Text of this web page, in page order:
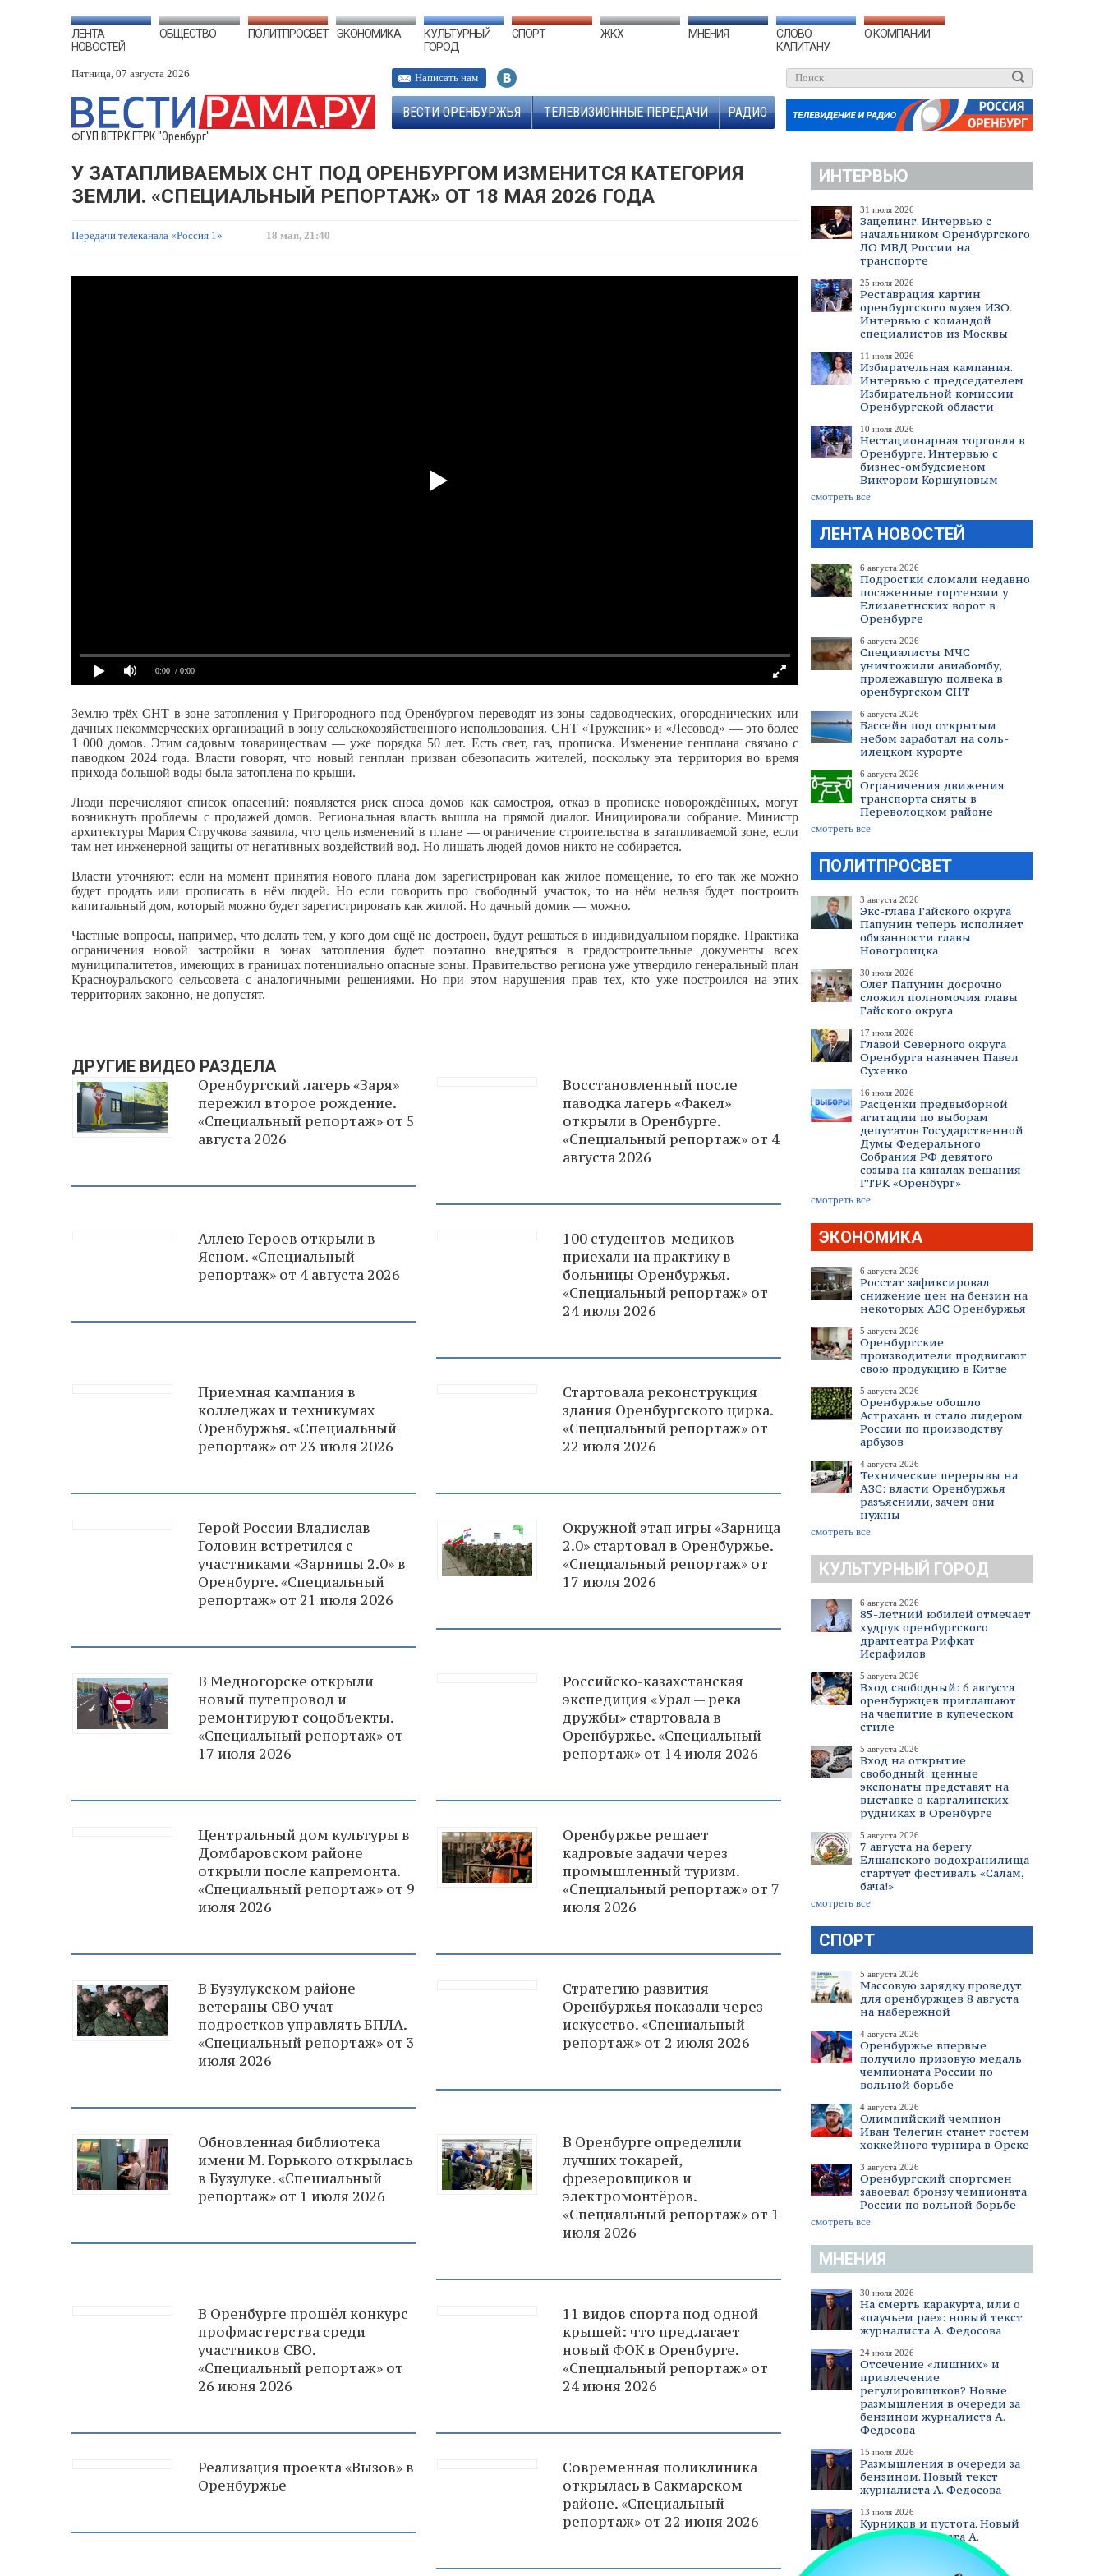
ЛЕНТА
НОВОСТЕЙ
ОБЩЕСТВО ПОЛИТПРОСВЕТ ЭКОНОМИКА
КУЛЬТУРНЫЙ
ГОРОД
СПОРТ ЖКХ МНЕНИЯ
СЛОВО
КАПИТАНУ
О КОМПАНИИ
Пятница, 07 августа 2026
ФГУП ВГТРК ГТРК "Оренбург"
Написать нам
ВЕСТИ ОРЕНБУРЖЬЯ ТЕЛЕВИЗИОННЫЕ ПЕРЕДАЧИ РАДИО
ИНТЕРВЬЮ
31 июля 2026
Зацепинг. Интервью с
начальником Оренбургского
ЛО МВД России на
транспорте
25 июля 2026
Реставрация картин
оренбургского музея ИЗО.
Интервью с командой
специалистов из Москвы
11 июля 2026
Избирательная кампания.
Интервью с председателем
Избирательной комиссии
Оренбургской области
10 июля 2026
Нестационарная торговля в
Оренбурге. Интервью с
бизнес-омбудсменом
Виктором Коршуновым
смотреть все
ЛЕНТА НОВОСТЕЙ
6 августа 2026
Подростки сломали недавно
посаженные гортензии у
Елизаветнских ворот в
Оренбурге
6 августа 2026
Специалисты МЧС
уничтожили авиабомбу,
пролежавшую полвека в
оренбургском СНТ
6 августа 2026
Бассейн под открытым
небом заработал на соль-
илецком курорте
6 августа 2026
Ограничения движения
транспорта сняты в
Переволоцком районе
смотреть все
ПОЛИТПРОСВЕТ
3 августа 2026
Экс-глава Гайского округа
Папунин теперь исполняет
обязанности главы
Новотроицка
30 июля 2026
Олег Папунин досрочно
сложил полномочия главы
Гайского округа
17 июля 2026
Главой Северного округа
Оренбурга назначен Павел
Сухенко
16 июля 2026
Расценки предвыборной
агитации по выборам
депутатов Государственной
Думы Федерального
Собрания РФ девятого
созыва на каналах вещания
ГТРК «Оренбург»
смотреть все
ЭКОНОМИКА
6 августа 2026
Росстат зафиксировал
снижение цен на бензин на
некоторых АЗС Оренбуржья
5 августа 2026
Оренбургские
производители продвигают
свою продукцию в Китае
5 августа 2026
Оренбуржье обошло
Астрахань и стало лидером
России по производству
арбузов
4 августа 2026
Технические перерывы на
АЗС: власти Оренбуржья
разъяснили, зачем они
нужны
смотреть все
КУЛЬТУРНЫЙ ГОРОД
6 августа 2026
85-летний юбилей отмечает
худрук оренбургского
драмтеатра Рифкат
Исрафилов
5 августа 2026
Вход свободный: 6 августа
оренбуржцев приглашают
на чаепитие в купеческом
стиле
5 августа 2026
Вход на открытие
свободный: ценные
экспонаты представят на
выставке о каргалинских
рудниках в Оренбурге
5 августа 2026
7 августа на берегу
Елшанского водохранилища
стартует фестиваль «Салам,
бача!»
смотреть все
СПОРТ
5 августа 2026
Массовую зарядку проведут
для оренбуржцев 8 августа
на набережной
4 августа 2026
Оренбуржье впервые
получило призовую медаль
чемпионата России по
вольной борьбе
4 августа 2026
Олимпийский чемпион
Иван Телегин станет гостем
хоккейного турнира в Орске
3 августа 2026
Оренбургский спортсмен
завоевал бронзу чемпионата
России по вольной борьбе
смотреть все
МНЕНИЯ
30 июля 2026
На смерть каракурта, или о
«паучьем рае»: новый текст
журналиста А. Федосова
24 июля 2026
Отсечение «лишних» и
привлечение
регулировщиков? Новые
размышления в очереди за
бензином журналиста А.
Федосова
15 июля 2026
Размышления в очереди за
бензином. Новый текст
журналиста А. Федосова
13 июля 2026
Курников и пустота. Новый
текст журналиста А.
смотреть все
У ЗАТАПЛИВАЕМЫХ СНТ ПОД ОРЕНБУРГОМ ИЗМЕНИТСЯ КАТЕГОРИЯ
ЗЕМЛИ. «СПЕЦИАЛЬНЫЙ РЕПОРТАЖ» ОТ 18 МАЯ 2026 ГОДА
Передачи телеканала «Россия 1» 18 мая, 21:40
0:00 / 0:00
Землю трёх СНТ в зоне затопления у Пригородного под Оренбургом переводят из зоны садоводческих, огороднических или
дачных некоммерческих организаций в зону сельскохозяйственного использования. СНТ «Труженик» и «Лесовод» — это более
1 000 домов. Этим садовым товариществам — уже порядка 50 лет. Есть свет, газ, прописка. Изменение генплана связано с
паводком 2024 года. Власти говорят, что новый генплан призван обезопасить жителей, поскольку эта территория во время
прихода большой воды была затоплена по крыши.
Люди перечисляют список опасений: появляется риск сноса домов как самостроя, отказ в прописке новорождённых, могут
возникнуть проблемы с продажей домов. Региональная власть вышла на прямой диалог. Инициировали собрание. Министр
архитектуры Мария Стручкова заявила, что цель изменений в плане — ограничение строительства в затапливаемой зоне, если
там нет инженерной защиты от негативных воздействий вод. Но лишать людей домов никто не собирается.
Власти уточняют: если на момент принятия нового плана дом зарегистрирован как жилое помещение, то его так же можно
будет продать или прописать в нём людей. Но если говорить про свободный участок, то на нём нельзя будет построить
капитальный дом, который можно будет зарегистрировать как жилой. Но дачный домик — можно.
Частные вопросы, например, что делать тем, у кого дом ещё не достроен, будут решаться в индивидуальном порядке. Практика
ограничения новой застройки в зонах затопления будет поэтапно внедряться в градостроительные документы всех
муниципалитетов, имеющих в границах потенциально опасные зоны. Правительство региона уже утвердило генеральный план
Красноуральского сельсовета с аналогичными решениями. Но при этом нарушения прав тех, кто уже построился на этих
территориях законно, не допустят.
ДРУГИЕ ВИДЕО РАЗДЕЛА
Оренбургский лагерь «Заря»
пережил второе рождение.
«Специальный репортаж» от 5
августа 2026
Восстановленный после
паводка лагерь «Факел»
открыли в Оренбурге.
«Специальный репортаж» от 4
августа 2026
Аллею Героев открыли в
Ясном. «Специальный
репортаж» от 4 августа 2026
100 студентов-медиков
приехали на практику в
больницы Оренбуржья.
«Специальный репортаж» от
24 июля 2026
Приемная кампания в
колледжах и техникумах
Оренбуржья. «Специальный
репортаж» от 23 июля 2026
Стартовала реконструкция
здания Оренбургского цирка.
«Специальный репортаж» от
22 июля 2026
Герой России Владислав
Головин встретился с
участниками «Зарницы 2.0» в
Оренбурге. «Специальный
репортаж» от 21 июля 2026
Окружной этап игры «Зарница
2.0» стартовал в Оренбуржье.
«Специальный репортаж» от
17 июля 2026
В Медногорске открыли
новый путепровод и
ремонтируют соцобъекты.
«Специальный репортаж» от
17 июля 2026
Российско-казахстанская
экспедиция «Урал — река
дружбы» стартовала в
Оренбуржье. «Специальный
репортаж» от 14 июля 2026
Центральный дом культуры в
Домбаровском районе
открыли после капремонта.
«Специальный репортаж» от 9
июля 2026
Оренбуржье решает
кадровые задачи через
промышленный туризм.
«Специальный репортаж» от 7
июля 2026
В Бузулукском районе
ветераны СВО учат
подростков управлять БПЛА.
«Специальный репортаж» от 3
июля 2026
Стратегию развития
Оренбуржья показали через
искусство. «Специальный
репортаж» от 2 июля 2026
Обновленная библиотека
имени М. Горького открылась
в Бузулуке. «Специальный
репортаж» от 1 июля 2026
В Оренбурге определили
лучших токарей,
фрезеровщиков и
электромонтёров.
«Специальный репортаж» от 1
июля 2026
В Оренбурге прошёл конкурс
профмастерства среди
участников СВО.
«Специальный репортаж» от
26 июня 2026
11 видов спорта под одной
крышей: что предлагает
новый ФОК в Оренбурге.
«Специальный репортаж» от
24 июня 2026
Реализация проекта «Вызов» в
Оренбуржье
Современная поликлиника
открылась в Сакмарском
районе. «Специальный
репортаж» от 22 июня 2026